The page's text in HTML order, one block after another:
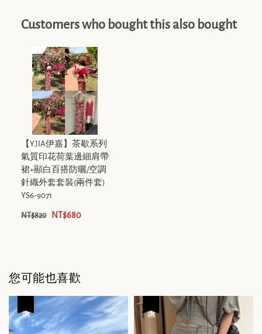
Customers who bought this also bought
【Y.JIA伊嘉】茶歇系列
氣質印花荷葉邊細肩帶
裙+顯白百搭防曬/空調
針織外套套裝(兩件套)
YS6-9071
NT$820 NT$680
您可能也喜歡